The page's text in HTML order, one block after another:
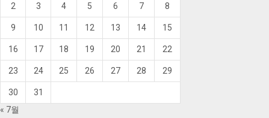
2 3 4 5 6 7 8
9 10 11 12 13 14 15
16 17 18 19 20 21 22
23 24 25 26 27 28 29
30
31
« 7월